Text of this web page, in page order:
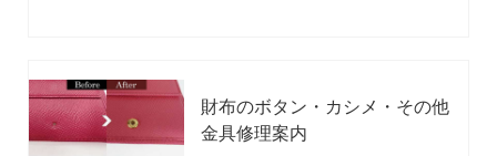
財布のボタン・カシメ・その他
金具修理案内